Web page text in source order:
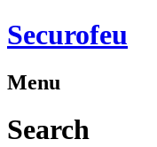
Securofeu
Menu
Search